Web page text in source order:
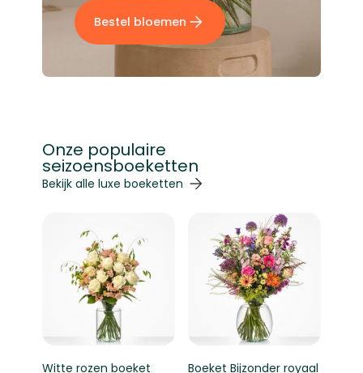
Bestel bloemen
Onze populaire
seizoensboeketten
Navigeren door de elementen van de carrousel is
Druk om carrousel over te slaan
Bekijk alle luxe boeketten
Witte rozen boeket
Boeket Bijzonder royaal